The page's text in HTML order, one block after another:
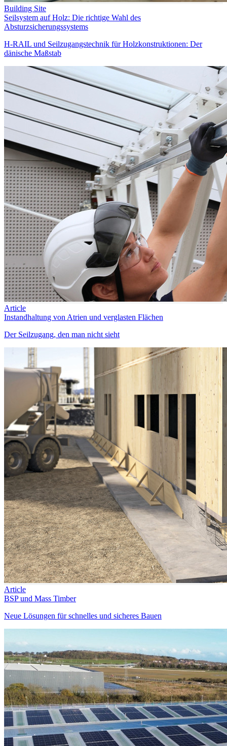
Building Site
Seilsystem auf Holz: Die richtige Wahl des
Absturzsicherungssystems
H-RAIL und Seilzugangstechnik für Holzkonstruktionen: Der
dänische Maßstab
Article
Instandhaltung von Atrien und verglasten Flächen
Der Seilzugang, den man nicht sieht
Article
BSP und Mass Timber
Neue Lösungen für schnelles und sicheres Bauen